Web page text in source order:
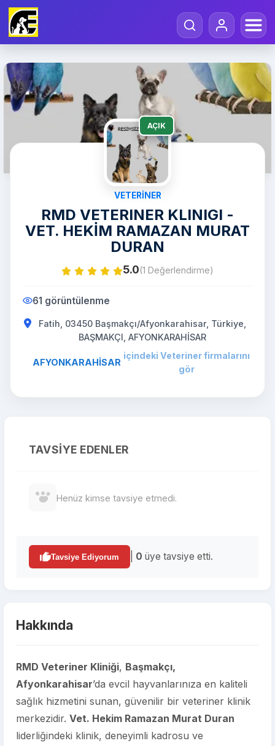
AÇIK
VETERINER
RMD VETERINER KLINIGI -
VET. HEKİM RAMAZAN MURAT
DURAN
5.0(1 Değerlendirme)
61 görüntülenme
Fatih, 03450 Başmakçı/Afyonkarahisar, Türkiye,
BAŞMAKÇI, AFYONKARAHİSAR
AFYONKARAHİSAR
içindeki Veteriner firmalarını
gör
TAVSIYE EDENLER
Henüz kimse tavsiye etmedi.
Tavsiye Ediyorum 0 üye tavsiye etti.
Hakkında
RMD Veteriner Kliniği, Başmakçı,
Afyonkarahisar’da evcil hayvanlarınıza en kaliteli
sağlık hizmetini sunan, güvenilir bir veteriner klinik
merkezidir. Vet. Hekim Ramazan Murat Duran
liderliğindeki klinik, deneyimli kadrosu ve